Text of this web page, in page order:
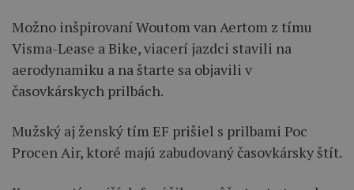
Možno inšpirovaní Woutom van Aertom z tímu
Visma-Lease a Bike, viacerí jazdci stavili na
aerodynamiku a na štarte sa objavili v
časovkárskych prilbách.
Mužský aj ženský tím EF prišiel s prilbami Poc
Procen Air, ktoré majú zabudovaný časovkársky štít.